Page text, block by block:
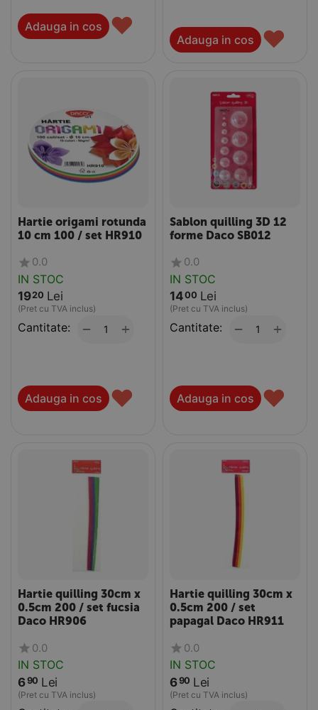
Adauga in cos ♥ Adauga in cos ♥
Hartie origami rotunda
10 cm 100 / set HR910
0.0
IN STOC
1920 Lei
(Pret cu TVA inclus)
Cantitate: +
−
Adauga in cos ♥
Sablon quilling 3D 12
forme Daco SB012
0.0
IN STOC
1400 Lei
(Pret cu TVA inclus)
Cantitate: +
−
Adauga in cos ♥
Hartie quilling 30cm x
0.5cm 200 / set fucsia
Daco HR906
0.0
IN STOC
690 Lei
(Pret cu TVA inclus)
Hartie quilling 30cm x
0.5cm 200 / set
papagal Daco HR911
0.0
IN STOC
690 Lei
(Pret cu TVA inclus)